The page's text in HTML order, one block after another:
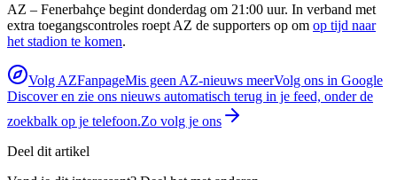
AZ – Fenerbahçe begint donderdag om 21:00 uur. In verband met
extra toegangscontroles roept AZ de supporters op om op tijd naar
het stadion te komen.
Volg AZFanpageMis geen AZ-nieuws meerVolg ons in Google
Discover en zie ons nieuws automatisch terug in je feed, onder de
zoekbalk op je telefoon.Zo volg je ons
Deel dit artikel